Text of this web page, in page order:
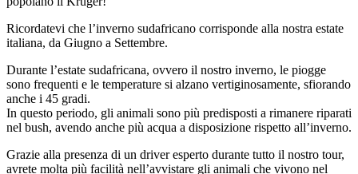
Ricordatevi che l’inverno sudafricano corrisponde alla nostra estate
italiana, da Giugno a Settembre.
Durante l’estate sudafricana, ovvero il nostro inverno, le piogge
sono frequenti e le temperature si alzano vertiginosamente, sfiorando
anche i 45 gradi.
In questo periodo, gli animali sono più predisposti a rimanere riparati
nel bush, avendo anche più acqua a disposizione rispetto all’inverno.
Grazie alla presenza di un driver esperto durante tutto il nostro tour,
avrete molta più facilità nell’avvistare gli animali che vivono nel